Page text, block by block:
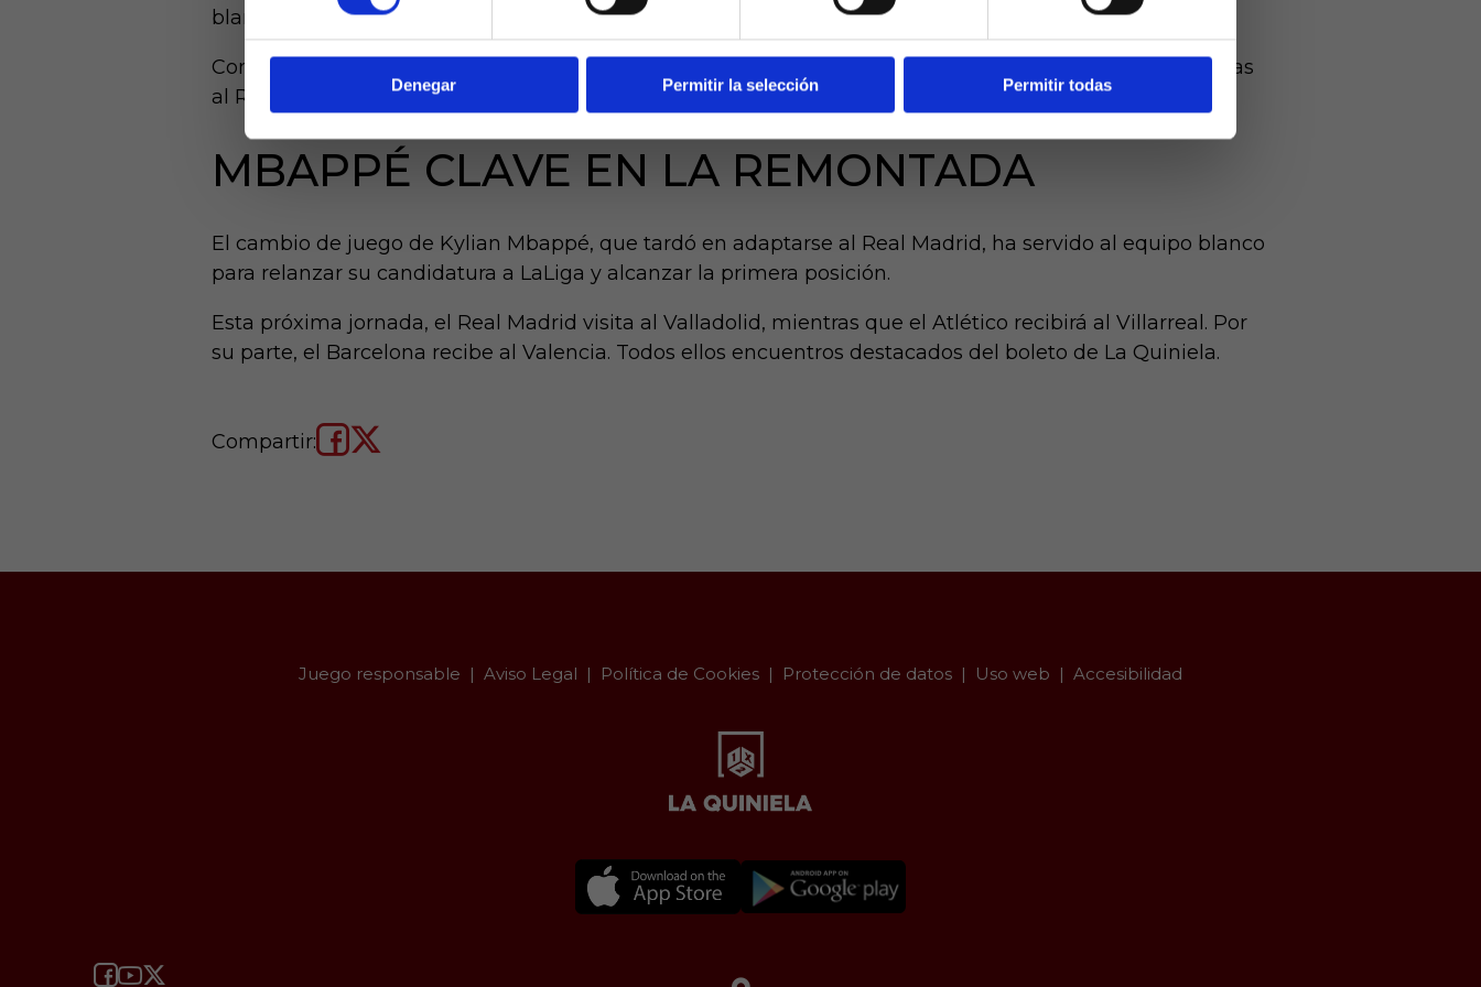
Denegar Permitir la selección Permitir todas
responsabilidad y veracidad.
blanco.
Con un parcial de 19-6 en el Clásico teniendo en cuenta los puntos y pese a haber goleado los azulgranas
al Real Madrid en el Bernabéu, son los de Ancelotti los máximos favoritos para repetir título de LaLiga.
MBAPPÉ CLAVE EN LA REMONTADA
El cambio de juego de Kylian Mbappé, que tardó en adaptarse al Real Madrid, ha servido al equipo blanco
para relanzar su candidatura a LaLiga y alcanzar la primera posición.
Esta próxima jornada, el Real Madrid visita al Valladolid, mientras que el Atlético recibirá al Villarreal. Por
su parte, el Barcelona recibe al Valencia. Todos ellos encuentros destacados del boleto de La Quiniela.
Compartir:
Juego responsable Aviso Legal Política de Cookies Protección de datos Uso web Accesibilidad